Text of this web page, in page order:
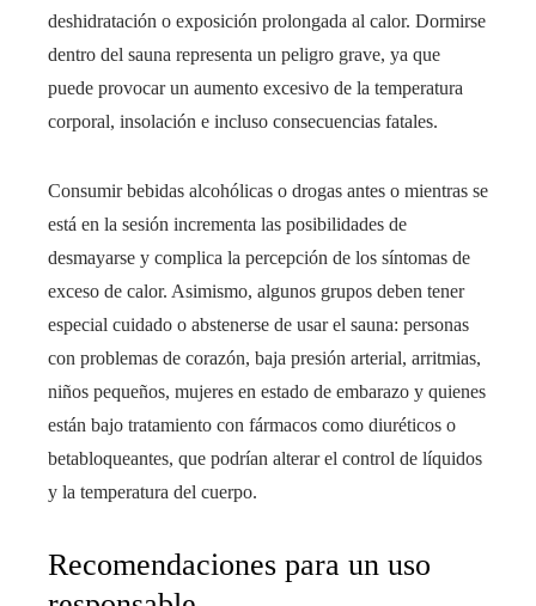
deshidratación o exposición prolongada al calor. Dormirse
dentro del sauna representa un peligro grave, ya que
puede provocar un aumento excesivo de la temperatura
corporal, insolación e incluso consecuencias fatales.
Consumir bebidas alcohólicas o drogas antes o mientras se
está en la sesión incrementa las posibilidades de
desmayarse y complica la percepción de los síntomas de
exceso de calor. Asimismo, algunos grupos deben tener
especial cuidado o abstenerse de usar el sauna: personas
con problemas de corazón, baja presión arterial, arritmias,
niños pequeños, mujeres en estado de embarazo y quienes
están bajo tratamiento con fármacos como diuréticos o
betabloqueantes, que podrían alterar el control de líquidos
y la temperatura del cuerpo.
Recomendaciones para un uso